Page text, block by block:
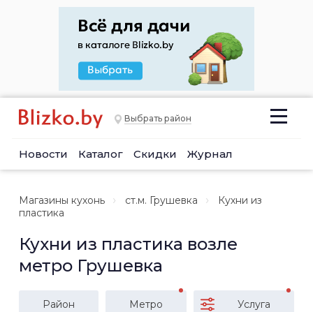
Выбрать район
Новости Каталог Скидки Журнал
Магазины кухонь ст.м. Грушевка
Кухни из
пластика
Кухни из пластика возле
метро Грушевка
Район Метро Услуга